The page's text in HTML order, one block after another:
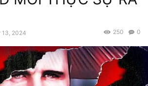
13, 2024 0
250